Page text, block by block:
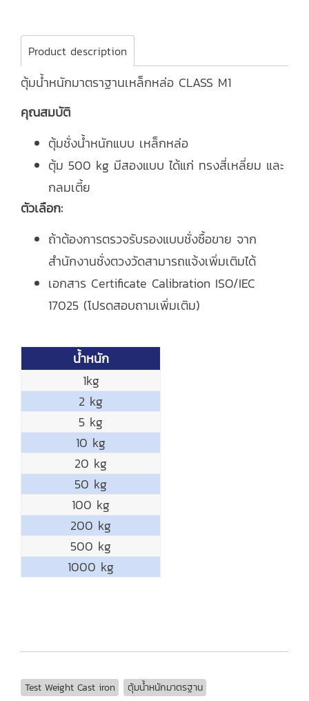
Product description
ตุ้มน้ำหนักมาตราฐานเหล็กหล่อ CLASS M1
คุณสมบัติ
ตุ้มชั่งน้ำหนักแบบ เหล็กหล่อ
ตุ้ม 500 kg มีสองแบบ ได้แก่ ทรงสี่เหลี่ยม และ
กลมเตี้ย
ตัวเลือก:
ถ้าต้องการตรวจรับรองแบบชั่งซื้อขาย จาก
สำนักงานชั่งตวงวัดสามารถแจ้งเพิ่มเติมได้
เอกสาร Certificate Calibration ISO/IEC
17025 (โปรดสอบถามเพิ่มเติม)
น้ำหนัก
1kg
2 kg
5 kg
10 kg
20 kg
50 kg
100 kg
200 kg
500 kg
1000 kg
Test Weight Cast iron ตุ้มน้ำหนักมาตรฐาน